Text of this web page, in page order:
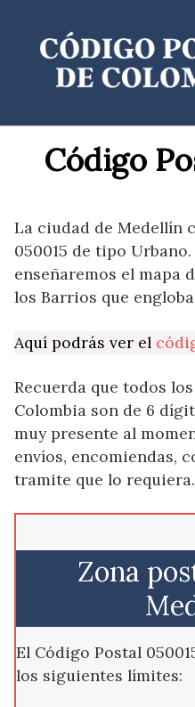
contenido
Código
La ciudad de Medellín
050015 de tipo
enseñaremos el mapa
los Barrios que
Aquí podrás ver el
Recuerda que todos
Colombia son de 6
muy presente al
envíos, encomiendas,
tramite que lo requiera.
Zona
El Código Postal
los siguientes límites: